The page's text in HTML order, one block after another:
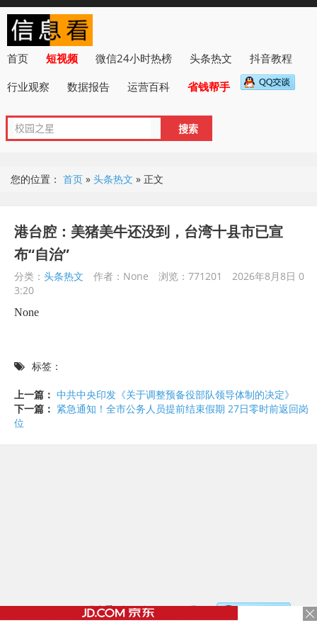
首页 短视频 微信24小时热榜 头条热文
抖音教程
行业观察
数据报告 运营百科 省钱帮手
您的位置： 首页 » 头条热文 » 正文
港台腔：美猪美牛还没到，台湾十县市已宣
布“自治”
分类： 头条热文 作者：None 浏览：771201
2026年8月8日 0
3:20
None
标签：
上一篇： 中共中央印发《关于调整预备役部队领导体制的决定》
下一篇： 紧急通知！全市公务人员提前结束假期 27日零时前返回岗
位
©2017 - 2020 / 信息看 /粤ICP备17153186号-2，